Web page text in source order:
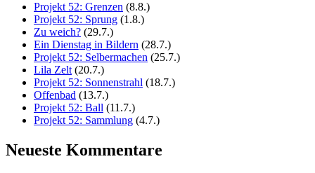
Projekt 52: Grenzen (8.8.)
Projekt 52: Sprung (1.8.)
Zu weich? (29.7.)
Ein Dienstag in Bildern (28.7.)
Projekt 52: Selbermachen (25.7.)
Lila Zelt (20.7.)
Projekt 52: Sonnenstrahl (18.7.)
Offenbad (13.7.)
Projekt 52: Ball (11.7.)
Projekt 52: Sammlung (4.7.)
Neueste Kommentare